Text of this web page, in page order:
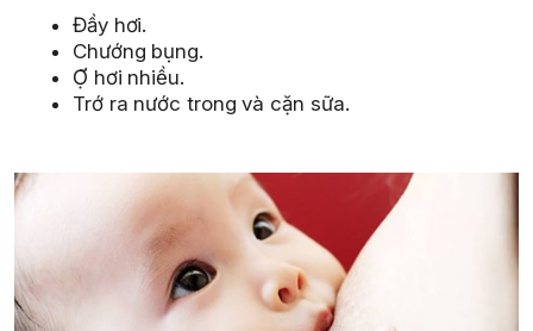
Đầy hơi.
Chướng bụng.
Ợ hơi nhiều.
Trớ ra nước trong và cặn sữa.